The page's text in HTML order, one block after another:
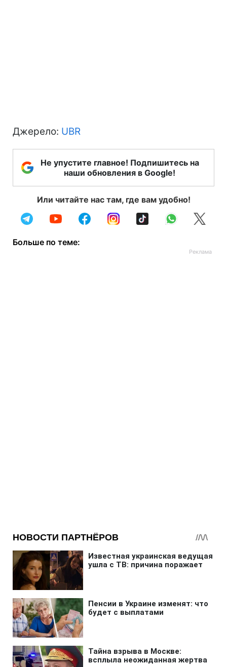
Джерело: UBR
Не упустите главное! Подпишитесь на
наши обновления в Google!
Или читайте нас там, где вам удобно!
Больше по теме: